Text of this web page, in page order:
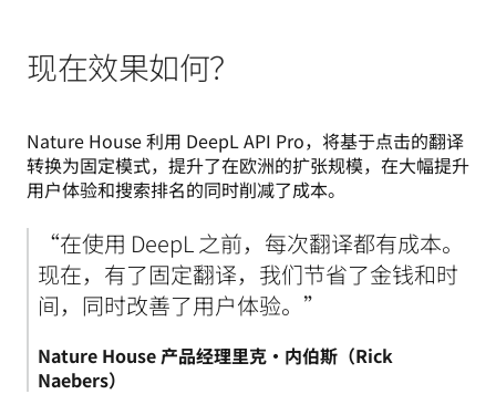
现在效果如何？
Nature House 利用 DeepL API Pro，将基于点击的翻译
转换为固定模式，提升了在欧洲的扩张规模，在大幅提升
用户体验和搜索排名的同时削减了成本。
“在使用 DeepL 之前，每次翻译都有成本。
现在，有了固定翻译，我们节省了金钱和时
Nature House 产品经理里克·内伯斯（Rick
Naebers）